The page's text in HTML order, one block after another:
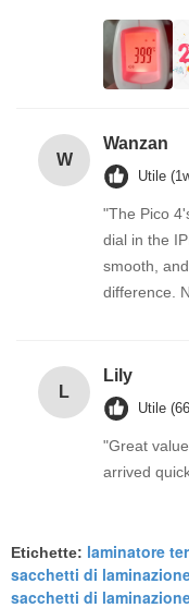
W
Wanzan
Utile
"The Pico
dial in the
smooth,
difference.
fantastic
manual
sweet spot
strain
taking the
finding that
No more
L
Lily
Utile
"Great
arrived
Etichette: laminatore
sacchetti di
sacchetti di